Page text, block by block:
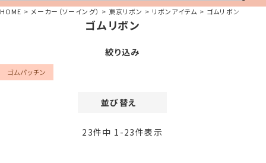
注文履歴
ほしい物リスト
HOME メーカー（ソーイング） 東京リボン リボンアイテム ゴムリボン
ゴムリボン
絞り込み
ゴムパッチン
並び替え
価格が高い順
23件中 1 -23件表示